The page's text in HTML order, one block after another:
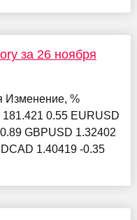
за 26 ноября
Изменение, %
0.55 EURUSD
GBPUSD 1.32402
1.40419 -0.35